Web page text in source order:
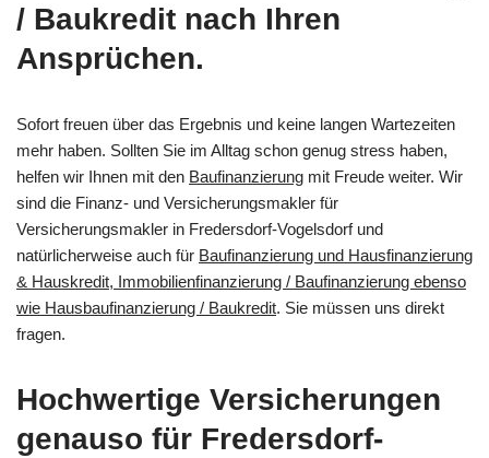
/ Baukredit nach Ihren
Ansprüchen.
Sofort freuen über das Ergebnis und keine langen Wartezeiten
mehr haben. Sollten Sie im Alltag schon genug stress haben,
helfen wir Ihnen mit den Baufinanzierung mit Freude weiter. Wir
sind die Finanz- und Versicherungsmakler für
Versicherungsmakler in Fredersdorf-Vogelsdorf und
natürlicherweise auch für Baufinanzierung und Hausfinanzierung
& Hauskredit, Immobilienfinanzierung / Baufinanzierung ebenso
wie Hausbaufinanzierung / Baukredit. Sie müssen uns direkt
fragen.
Hochwertige Versicherungen
genauso für Fredersdorf-